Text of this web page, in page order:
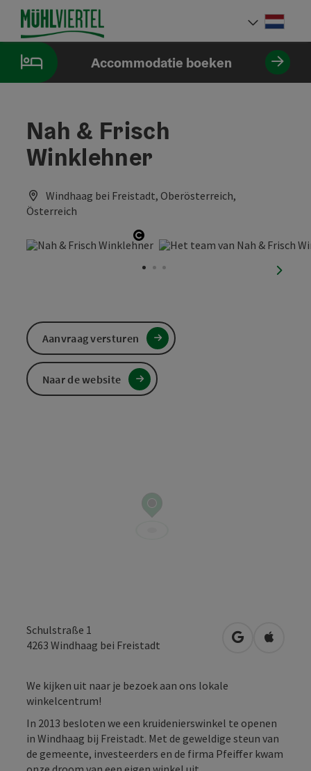
InhoudAccesskey
[0]
NavigatieAccesskey
[1]
PaginabeginAccesskey
[2]
Accommodatie boeken
Nah & Frisch
Winklehner
Windhaag bei Freistadt, Oberösterreich,
Österreich
Start Copyright
Schulstraße 1
4263 Windhaag bei Freistadt Openen in
We kijken uit naar je bezoek aan ons lokale
winkelcentrum!
In 2013 besloten we een kruidenierswinkel te openen
in Windhaag bij Freistadt. Met de geweldige steun van
de gemeente, investeerders en de firma Pfeiffer kwam
Aanvraag versturen
Naar de website